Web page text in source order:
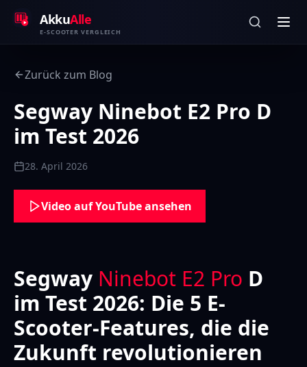
AkkuAlle
E-SCOOTER VERGLEICH
Zurück zum Blog
Segway Ninebot E2 Pro D
im Test 2026
28. April 2026
Video auf YouTube ansehen
Segway Ninebot E2 Pro D
im Test 2026: Die 5 E-
Scooter-Features, die die
Zukunft revolutionieren